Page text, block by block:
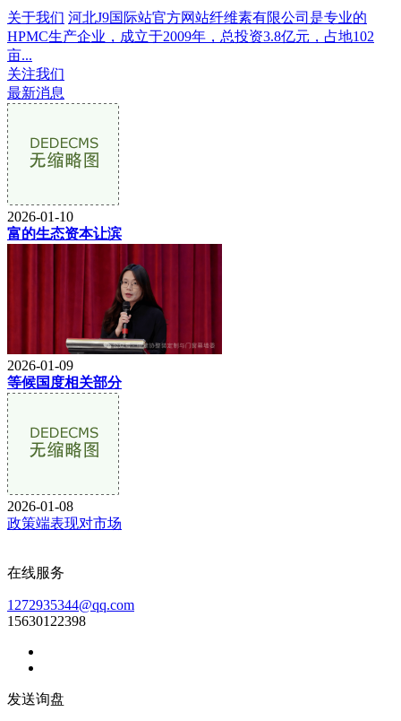
关于我们 河北J9国际站官方网站纤维素有限公司是专业的
HPMC生产企业，成立于2009年，总投资3.8亿元，占地102
亩...
关注我们
最新消息
2026-01-10
富的生态资本让滨
2026-01-09
等候国度相关部分
2026-01-08
政策端表现对市场
在线服务
1272935344@qq.com
15630122398
发送询盘